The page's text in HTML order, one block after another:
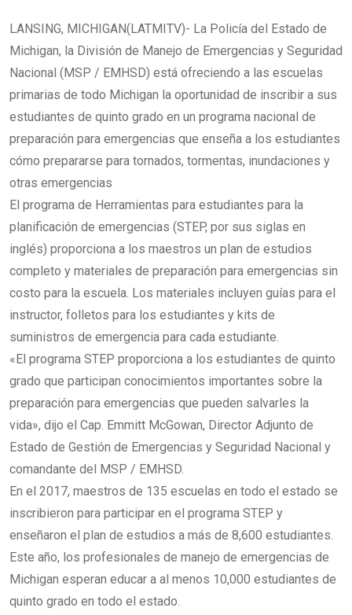
LANSING, MICHIGAN(LATMITV)- La Policía del Estado de
Michigan, la División de Manejo de Emergencias y Seguridad
Nacional (MSP / EMHSD) está ofreciendo a las escuelas
primarias de todo Michigan la oportunidad de inscribir a sus
estudiantes de quinto grado en un programa nacional de
preparación para emergencias que enseña a los estudiantes
cómo prepararse para tornados, tormentas, inundaciones y
otras emergencias
El programa de Herramientas para estudiantes para la
planificación de emergencias (STEP, por sus siglas en
inglés) proporciona a los maestros un plan de estudios
completo y materiales de preparación para emergencias sin
costo para la escuela. Los materiales incluyen guías para el
instructor, folletos para los estudiantes y kits de
suministros de emergencia para cada estudiante.
«El programa STEP proporciona a los estudiantes de quinto
grado que participan conocimientos importantes sobre la
preparación para emergencias que pueden salvarles la
vida», dijo el Cap. Emmitt McGowan, Director Adjunto de
Estado de Gestión de Emergencias y Seguridad Nacional y
comandante del MSP / EMHSD.
En el 2017, maestros de 135 escuelas en todo el estado se
inscribieron para participar en el programa STEP y
enseñaron el plan de estudios a más de 8,600 estudiantes.
Este año, los profesionales de manejo de emergencias de
Michigan esperan educar a al menos 10,000 estudiantes de
quinto grado en todo el estado.